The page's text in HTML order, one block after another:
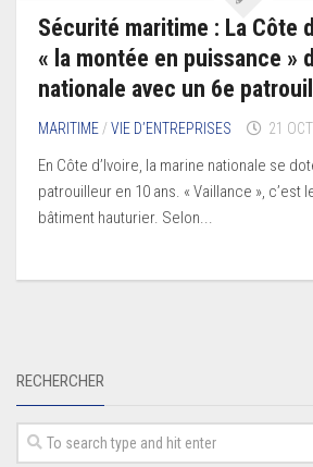
Sécurité maritime : La Côte
« la montée en puissance »
nationale avec un 6e
MARITIME /VIE D’ENTREPRISES 21
En Côte d’Ivoire, la marine nationale se
patrouilleur en 10 ans. « Vaillance », c’est
bâtiment hauturier. Selon...
RECHERCHER